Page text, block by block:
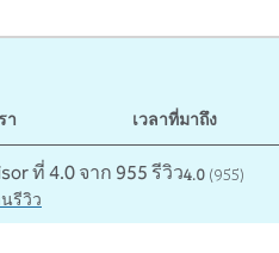
า เวลาที่มาถึง
4.0(955)
รีวิว